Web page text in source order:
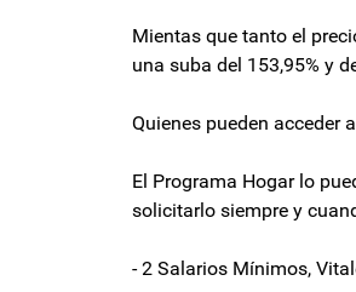
Mientas que tanto el
una suba del 153,95% y
Quienes pueden acceder
El Programa Hogar lo
solicitarlo siempre y
- 2 Salarios Mínimos,